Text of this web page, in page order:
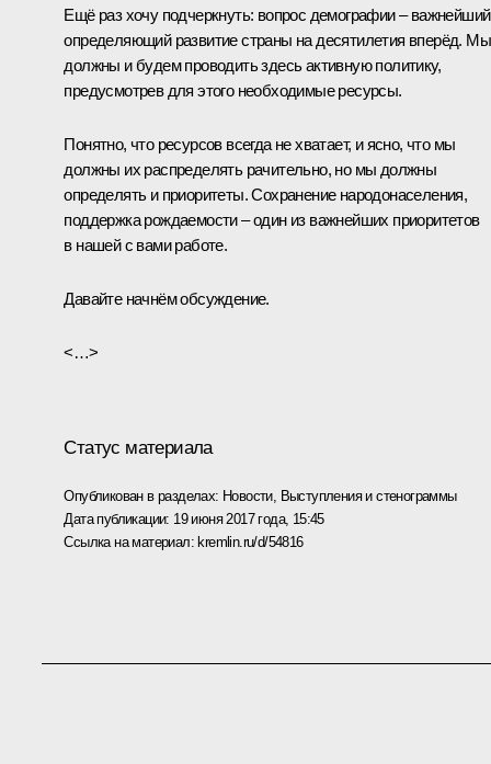
Ещё раз хочу подчеркнуть: вопрос демографии –
определяющий развитие страны на десятилетия вперёд. Мы
должны и будем проводить здесь активную политику,
предусмотрев для этого необходимые ресурсы.
Понятно, что ресурсов всегда не хватает, и ясно, что мы
должны их распределять рачительно, но мы должны
определять и приоритеты. Сохранение народонаселения,
поддержка рождаемости – один из важнейших приоритетов
в нашей с вами работе.
Давайте начнём обсуждение.
<…>
Статус материала
Опубликован в разделах: Новости, Выступления и стенограммы
Дата публикации: 19 июня 2017 года, 15:45
Ссылка на материал: kremlin.ru/d/54816